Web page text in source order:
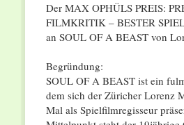
Der MAX OPHÜLS PREIS:
FILMKRITIK – BESTER
an SOUL OF A BEAST von
Begründung:
SOUL OF A BEAST ist ein
dem sich der Züricher Lorenz
Mal als Spielfilmregisseur